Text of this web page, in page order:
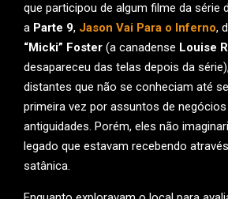
que participou de algum filme da série
a Parte 9, Jason Vai Para o Inferno,
“Micki” Foster (a canadense Louise
desapareceu das telas depois da
distantes que não se conheciam até
primeira vez por assuntos de negócios
antiguidades. Porém, eles não
legado que estavam recebendo
satânica.